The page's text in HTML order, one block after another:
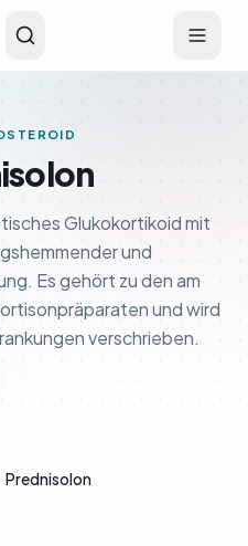
Glukokortikoid mit
und
Es gehört zu den am
und wird
verschrieben.
Prednisolon